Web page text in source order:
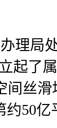
局
起了
丝
50亿